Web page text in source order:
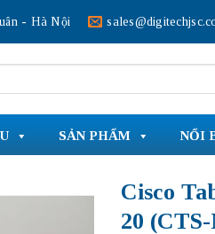
- Hà Nội
SẢN PHẨM NỔI
Cisco
20